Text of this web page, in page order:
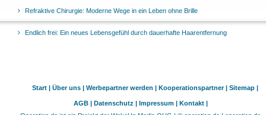
Refraktive Chirurgie: Moderne Wege in ein Leben ohne Brille
Endlich frei: Ein neues Lebensgefühl durch dauerhafte Haarentfernung
Start | Über uns | Werbepartner werden | Kooperationspartner | Sitemap |
AGB | Datenschutz | Impressum | Kontakt |